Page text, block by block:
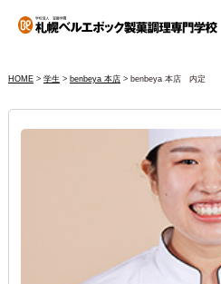
HOME> 学生 > benbeya 本店> benbeya 本店 内定